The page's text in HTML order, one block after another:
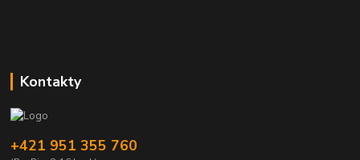
Kontakty
+421 951 355 760